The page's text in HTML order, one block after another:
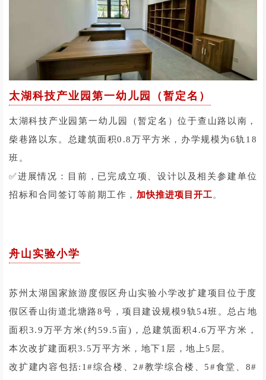
太湖科技产业园第一幼儿园（暂定名）
太湖科技产业园第一幼儿园（暂定名）位于查山路以南，
柴巷路以东。总建筑面积0.8万平方米，办学规模为6轨18
班。
✅进展情况：目前，已完成立项、设计以及相关参建单位
招标和合同签订等前期工作， 加快推进项目开工。
舟山实验小学
苏州太湖国家旅游度假区舟山实验小学改扩建项目位于度
假区香山街道北塘路8号，项目建设规模9轨54班。总占地
面积3.9万平方米(约59.5亩)，总建筑面积4.6万平方米，
本次改扩建面积3.5万平方米，地下1层，地上5层。
改扩建内容包括:1#综合楼、2#教学综合楼、5#食堂、8#